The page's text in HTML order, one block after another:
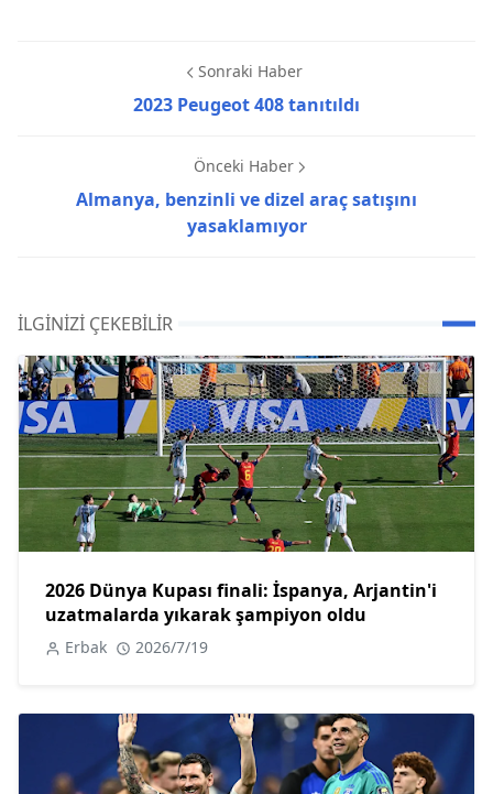
Sonraki Haber
2023 Peugeot 408 tanıtıldı
Önceki Haber
Almanya, benzinli ve dizel araç satışını
yasaklamıyor
İLGINIZI ÇEKEBILIR
2026 Dünya Kupası finali: İspanya, Arjantin'i
uzatmalarda yıkarak şampiyon oldu
Erbak 2026/7/19